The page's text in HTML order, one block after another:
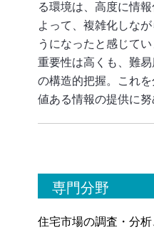
る環境は、高度に情
よって、複雑化しな
うになったと感じてい
重要性は高くも、難
の構造的把握。これ
値ある情報の提供に努
専門分野
住宅市場の調査・分